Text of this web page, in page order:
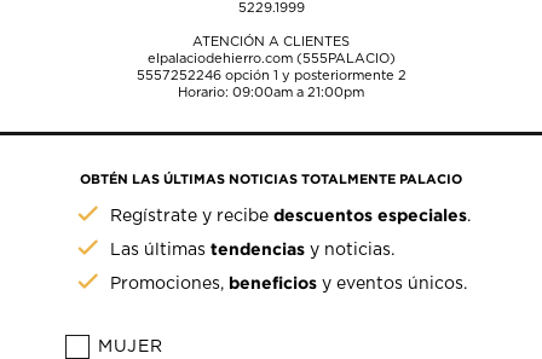
5229.1999
ATENCIÓN A CLIENTES
elpalaciodehierro.com (555PALACIO)
5557252246opción 1 y posteriormente 2
Horario: 09:00am a 21:00pm
OBTÉN LAS ÚLTIMAS NOTICIAS TOTALMENTE PALACIO
Regístrate y recibedescuentos especiales.
Las últimastendencias y noticias.
Promociones, beneficios y eventos únicos.
MUJER